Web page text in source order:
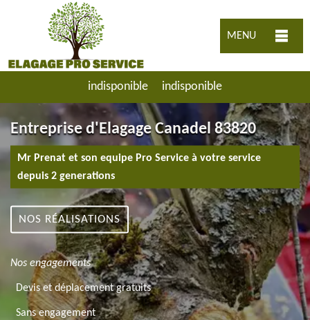
MENU
indisponible indisponible
Entreprise d'Elagage Canadel 83820
Mr Prenat et son equipe Pro Service à votre service
depuis 2 generations
NOS RÉALISATIONS
Nos engagements
Devis et déplacement gratuits
Sans engagement